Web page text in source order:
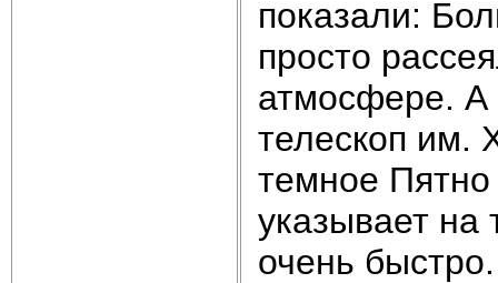
показали:
просто
атмосфере. А
телескоп им.
темное
указывает на
очень быстро.